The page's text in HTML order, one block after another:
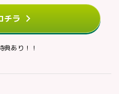
チラ
典あり！！